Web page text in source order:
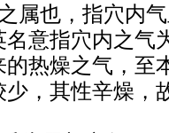
也，指穴内气
意指穴内之气
热燥之气，至
，其性辛燥，